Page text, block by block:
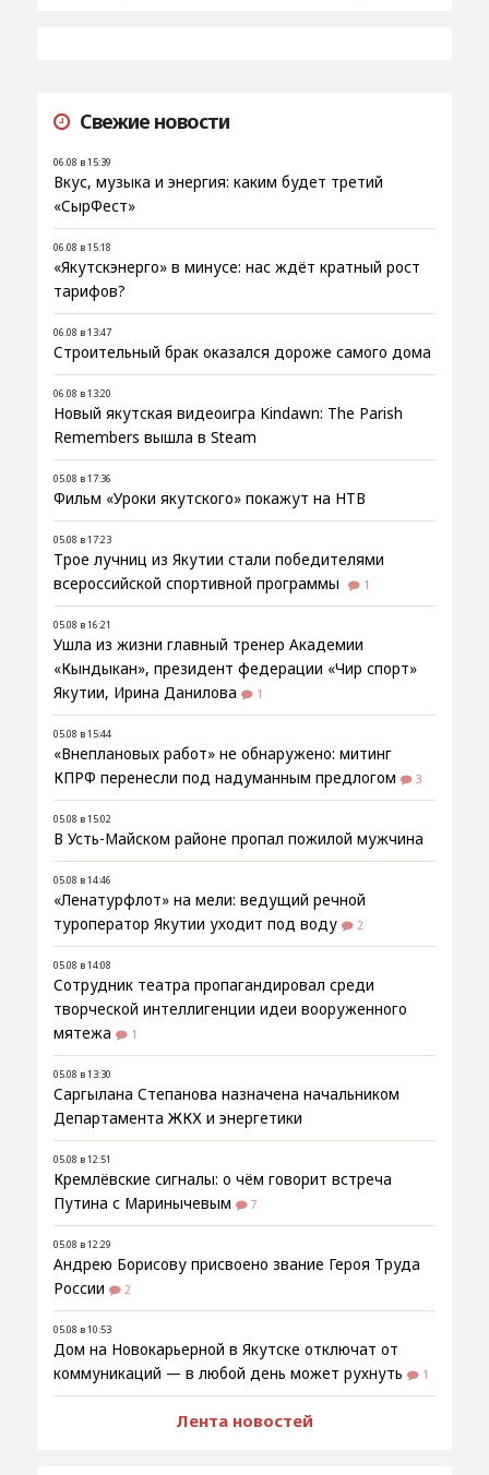
Свежие новости
06.08 в 15:39
Вкус, музыка и энергия: каким будет третий
«СырФест»
06.08 в 15:18
«Якутскэнерго» в минусе: нас ждёт кратный рост
тарифов?
06.08 в 13:47
Строительный брак оказался дороже самого дома
06.08 в 13:20
Новый якутская видеоигра Kindawn: The Parish
Remembers вышла в Steam
05.08 в 17:36
Фильм «Уроки якутского» покажут на НТВ
05.08 в 17:23
Трое лучниц из Якутии стали победителями
всероссийской спортивной программы
1
05.08 в 16:21
Ушла из жизни главный тренер Академии
«Кындыкан», президент федерации «Чир спорт»
Якутии, Ирина Данилова
1
05.08 в 15:44
«Внеплановых работ» не обнаружено: митинг
КПРФ перенесли под надуманным предлогом
3
05.08 в 15:02
В Усть-Майском районе пропал пожилой мужчина
05.08 в 14:46
«Ленатурфлот» на мели: ведущий речной
туроператор Якутии уходит под воду
2
05.08 в 14:08
Сотрудник театра пропагандировал среди
творческой интеллигенции идеи вооруженного
мятежа
1
05.08 в 13:30
Саргылана Степанова назначена начальником
Департамента ЖКХ и энергетики
05.08 в 12:51
Кремлёвские сигналы: о чём говорит встреча
Путина с Маринычевым
7
05.08 в 12:29
Андрею Борисову присвоено звание Героя Труда
России
2
05.08 в 10:53
Дом на Новокарьерной в Якутске отключат от
коммуникаций — в любой день может рухнуть
1
Лента новостей